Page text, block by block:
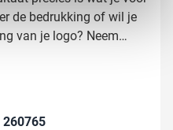
de bedrukking of wil je
van je logo? Neem
helpen je graag om
snel geleverd
260765